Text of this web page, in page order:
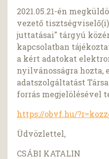
2021.05.21-én
vezető
juttatásai" tárgyú
kapcsolatban
a kért adatokat
nyilvánosságra hozta,
adatszolgáltatást
forrás megjelölésével
https://obvf.hu/
Üdvözlettel,
CSÁBI KATALIN